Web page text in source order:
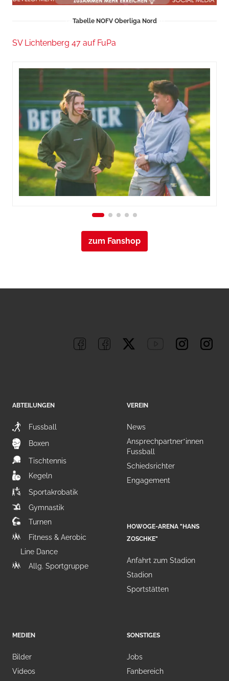
Tabelle NOFV Oberliga Nord
SV Lichtenberg 47 auf FuPa
zum Fanshop
ABTEILUNGEN
Fussball
Boxen
Tischtennis
Kegeln
Sportakrobatik
Gymnastik
Turnen
Fitness & Aerobic
Line Dance
Allg. Sportgruppe
VEREIN
News
Ansprechpartner*innen
Fussball
Schiedsrichter
Engagement
HOWOGE-ARENA "HANS
ZOSCHKE"
Anfahrt zum Stadion
Stadion
Sportstätten
MEDIEN
Bilder
Videos
SONSTIGES
Jobs
Fanbereich